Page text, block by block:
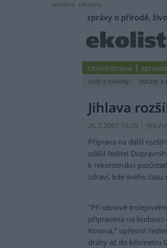
reklama reklama
zprávy o přírodě,
titulní strana
rady a návody dotazy a
Jihlava
26.2.2001 16:25 |
Příprava na další
sdělil ředitel
k rekonstrukci
zdraví, kde svého
"Při obnově
připravena na
Kosova," upřesnil
dráhy až do kilometru